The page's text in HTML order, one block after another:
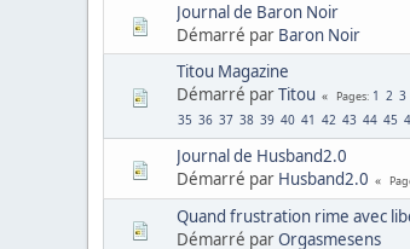
Journal de Baron Noir
Démarré par Baron Noir
Titou Magazine
Démarré parTitou Pages 1 2 3
35 36 37 38 39 40 41 42 43 44 45
Journal de Husband2.0
Démarré par Husband2.0
Quand frustration rime avec
Démarré parOrgasmesens